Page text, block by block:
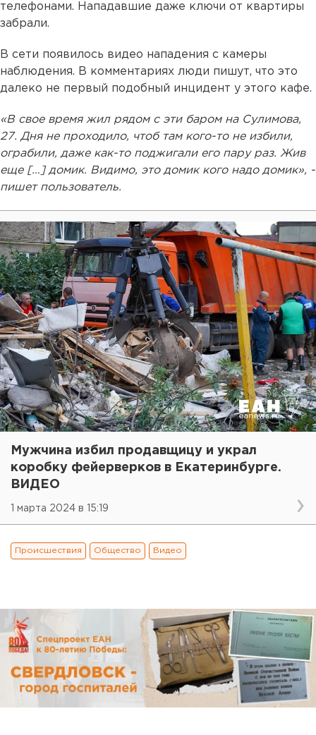
телефонами. Нападавшие даже ключи от квартиры
забрали.
В сети появилось видео нападения с камеры
наблюдения. В комментариях люди пишут, что это
далеко не первый подобный инцидент у этого кафе.
«В свое время жил рядом с эти баром на Сулимова,
27. Дня не проходило, чтоб там кого-то не избили,
ограбили, даже как-то поджигали его пару раз. Жив
еще […] домик. Видимо, это домик кого надо домик», -
пишет пользователь.
Мужчина избил продавщицу и украл
коробку фейерверков в Екатеринбурге.
ВИДЕО
1 марта 2024 в 15:19
Происшествия Общество Видео